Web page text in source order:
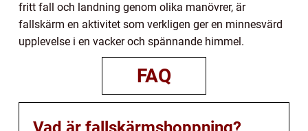
fritt fall och landning genom olika manövrer, är
fallskärm en aktivitet som verkligen ger en minnesvärd
upplevelse i en vacker och spännande himmel.
FAQ